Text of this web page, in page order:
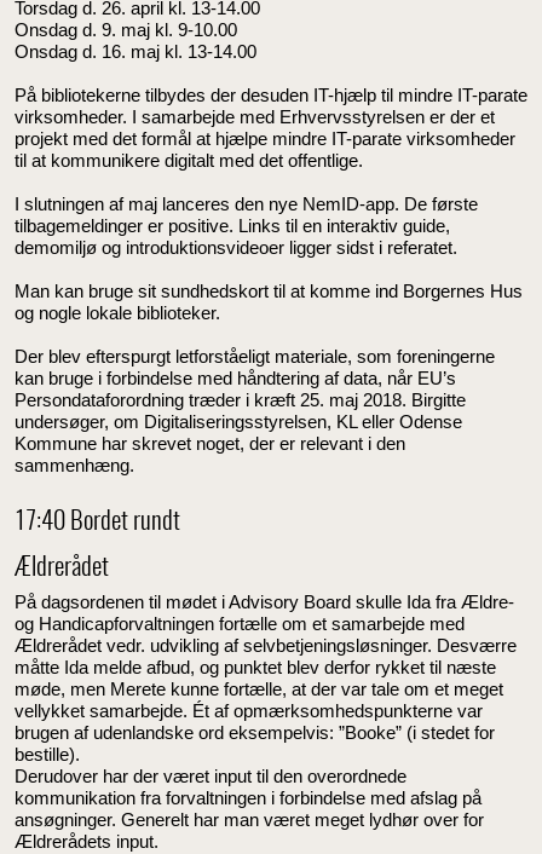
Torsdag d. 26. april kl. 13-14.00
Onsdag d. 9. maj kl. 9-10.00
Onsdag d. 16. maj kl. 13-14.00
På bibliotekerne tilbydes der desuden IT-hjælp til mindre IT-parate
virksomheder. I samarbejde med Erhvervsstyrelsen er der et
projekt med det formål at hjælpe mindre IT-parate virksomheder
til at kommunikere digitalt med det offentlige.
I slutningen af maj lanceres den nye NemID-app. De første
tilbagemeldinger er positive. Links til en interaktiv guide,
demomiljø og introduktionsvideoer ligger sidst i referatet.
Man kan bruge sit sundhedskort til at komme ind Borgernes Hus
og nogle lokale biblioteker.
Der blev efterspurgt letforståeligt materiale, som foreningerne
kan bruge i forbindelse med håndtering af data, når EU’s
Persondataforordning træder i kræft 25. maj 2018. Birgitte
undersøger, om Digitaliseringsstyrelsen, KL eller Odense
Kommune har skrevet noget, der er relevant i den
sammenhæng.
17:40 Bordet rundt
Ældrerådet
På dagsordenen til mødet i Advisory Board skulle Ida fra Ældre-
og Handicapforvaltningen fortælle om et samarbejde med
Ældrerådet vedr. udvikling af selvbetjeningsløsninger. Desværre
måtte Ida melde afbud, og punktet blev derfor rykket til næste
møde, men Merete kunne fortælle, at der var tale om et meget
vellykket samarbejde. Ét af opmærksomhedspunkterne var
brugen af udenlandske ord eksempelvis: ”Booke” (i stedet for
bestille).
Derudover har der været input til den overordnede
kommunikation fra forvaltningen i forbindelse med afslag på
ansøgninger. Generelt har man været meget lydhør over for
Ældrerådets input.